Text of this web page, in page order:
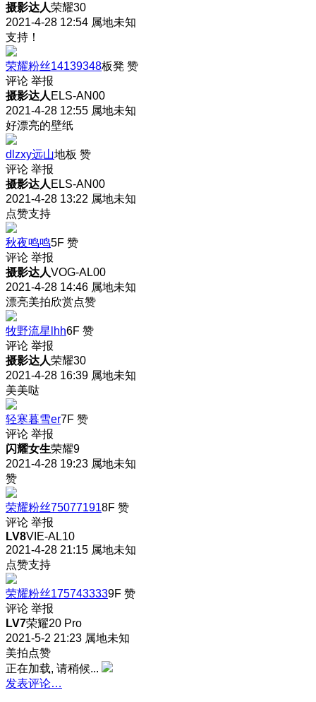
摄影达人荣耀30
2021-4-28 12:54 属地未知
支持！
荣耀粉丝14139348板凳 赞
评论 举报
摄影达人 ELS-AN00
2021-4-28 12:55 属地未知
好漂亮的壁纸
dlzxy远山地板 赞
评论 举报
摄影达人 ELS-AN00
2021-4-28 13:22 属地未知
点赞支持
秋夜鸣鸣5F 赞
评论 举报
摄影达人VOG-AL00
2021-4-28 14:46 属地未知
漂亮美拍欣赏点赞
牧野流星lhh6F 赞
评论 举报
摄影达人荣耀30
2021-4-28 16:39 属地未知
美美哒
轻寒暮雪er7F 赞
评论 举报
闪耀女生荣耀9
2021-4-28 19:23 属地未知
赞
荣耀粉丝750771918F 赞
评论 举报
LV8VIE-AL10
2021-4-28 21:15 属地未知
点赞支持
荣耀粉丝1757433339F 赞
评论 举报
LV7荣耀20 Pro
2021-5-2 21:23 属地未知
美拍点赞
正在加载, 请稍候...
发表评论…